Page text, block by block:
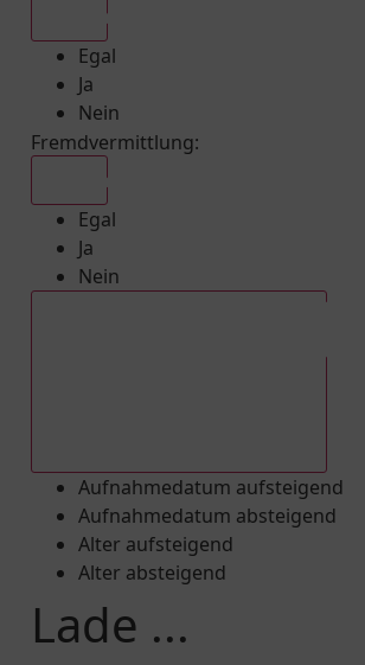
Egal
Ja
Nein
Fremdvermittlung:
Egal
Ja
Nein
Aufnahmedatum aufsteigend
Aufnahmedatum absteigend
Alter aufsteigend
Alter absteigend
Lade ...